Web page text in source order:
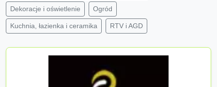
Dekoracje i oświetlenie Ogród
Kuchnia, łazienka i ceramika RTV i AGD